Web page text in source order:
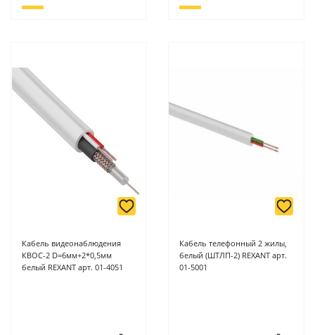
Кабель видеонаблюдения
КВОС-2 D=6мм+2*0,5мм
белый REXANT арт. 01-4051
Кабель телефонный 2 жилы,
белый (ШТЛП-2) REXANT арт.
01-5001